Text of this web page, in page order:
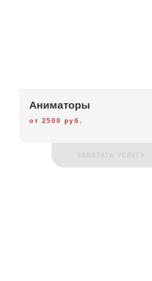
Аниматоры
от 2500 руб.
ЗАКАЗАТЬ УСЛУГУ